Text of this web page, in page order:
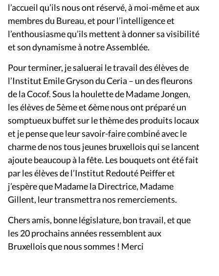
l’accueil qu’ils nous ont réservé, à moi-même et aux
membres du Bureau, et pour l’intelligence et
l’enthousiasme qu’ils mettent à donner sa visibilité
et son dynamisme à notre Assemblée.
Pour terminer, je saluerai le travail des élèves de
l’Institut Emile Gryson du Ceria – un des fleurons
de la Cocof. Sous la houlette de Madame Jongen,
les élèves de 5ème et 6ème nous ont préparé un
somptueux buffet sur le thème des produits locaux
et je pense que leur savoir-faire combiné avec le
charme de nos tous jeunes bruxellois qui se lancent
ajoute beaucoup à la fête. Les bouquets ont été fait
par les élèves de l’Institut Redouté Peiffer et
j’espère que Madame la Directrice, Madame
Gillent, leur transmettra nos remerciements.
Chers amis, bonne législature, bon travail, et que
les 20 prochains années ressemblent aux
Bruxellois que nous sommes ! Merci